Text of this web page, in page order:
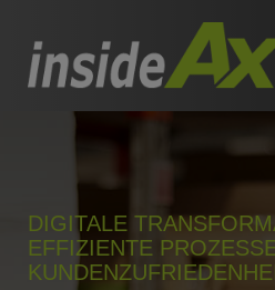
DIGITALE
EFFIZIENTE